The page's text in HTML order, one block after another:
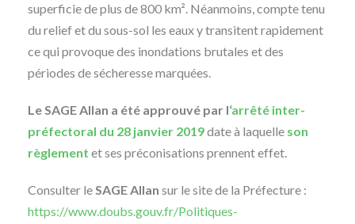
superficie de plus de 800 km². Néanmoins, compte tenu
du relief et du sous-sol les eaux y transitent rapidement
ce qui provoque des inondations brutales et des
périodes de sécheresse marquées.
Le SAGE Allan a été approuvé par l‘arrêté inter-
préfectoral du 28 janvier 2019date à laquelle son
règlement et ses préconisations prennent effet.
Consulter leSAGE Allan sur le site de la Préfecture :
https://www.doubs.gouv.fr/Politiques-